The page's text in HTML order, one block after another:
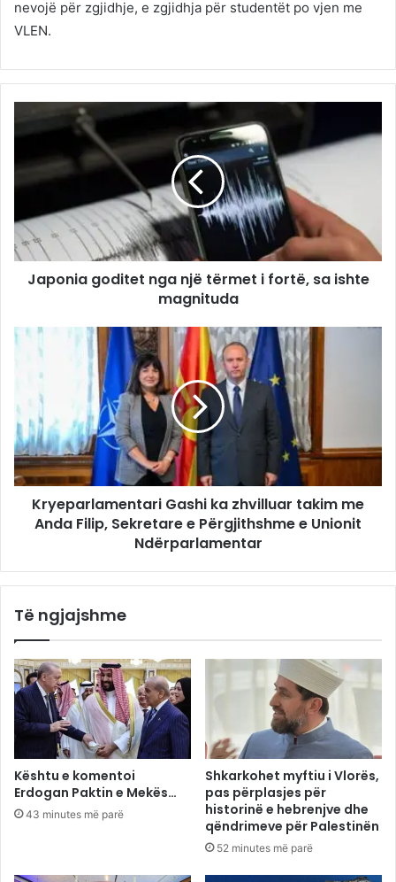
nevojë për zgjidhje, e zgjidhja për studentët po vjen me
VLEN.
Japonia goditet nga një tërmet i fortë, sa ishte
magnituda
Kryeparlamentari Gashi ka zhvilluar takim me
Anda Filip, Sekretare e Përgjithshme e Unionit
Ndërparlamentar
Të ngjajshme
Kështu e komentoi
Erdogan Paktin e Mekës…
43 minutes më parë
Shkarkohet myftiu i Vlorës,
pas përplasjes për
historinë e hebrenjve dhe
qëndrimeve për Palestinën
52 minutes më parë